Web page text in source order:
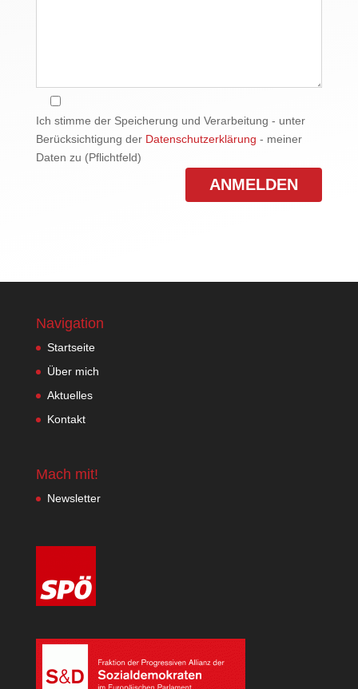
Ich stimme der Speicherung und Verarbeitung - unter
Berücksichtigung der Datenschutzerklärung - meiner
Daten zu (Pflichtfeld)
Navigation
Startseite
Über mich
Aktuelles
Kontakt
Mach mit!
Newsletter